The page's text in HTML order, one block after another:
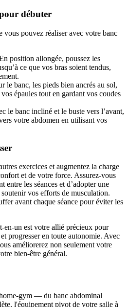
débuter
vous pouvez réaliser avec votre banc
position allongée, poussez les
ce que vos bras soient tendus,
le banc, les pieds bien ancrés au sol,
épaules tout en gardant vos coudes
le banc incliné et le buste vers l’avant,
votre abdomen en utilisant vos
exercices et augmentez la charge
et de votre force. Assurez-vous
entre les séances et d’adopter une
vos efforts de musculation.
avant chaque séance pour éviter les
en-un est votre allié précieux pour
progresser en toute autonomie. Avec
améliorerez non seulement votre
bien-être général.
gym — du banc abdominal
l'équipement pivot de votre salle à